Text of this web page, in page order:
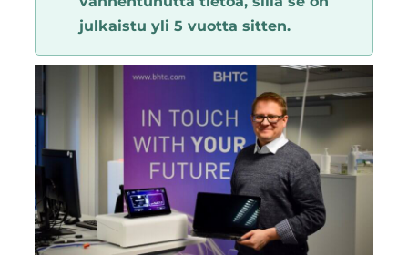
Region
julkaistu yli 5 vuotta sitten.